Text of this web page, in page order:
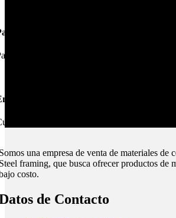
Seguros.
online en nuestra web.
Montevideo e Interior.
todo el país.
una empresa de venta de materiales de
framing, que busca ofrecer productos de
costo.
de Contacto